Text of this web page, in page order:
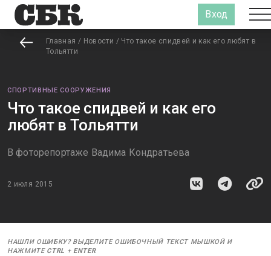
Вход
Главная / Новости / Что такое спидвей и как его любят в
Тольятти
СПОРТИВНЫЕ СООРУЖЕНИЯ
Что такое спидвей и как его
любят в Тольятти
В фоторепортаже Вадима Кондратьева
2 июля 2015
НАШЛИ ОШИБКУ? ВЫДЕЛИТЕ ОШИБОЧНЫЙ ТЕКСТ МЫШКОЙ И
НАЖМИТЕ CTRL + ENTER